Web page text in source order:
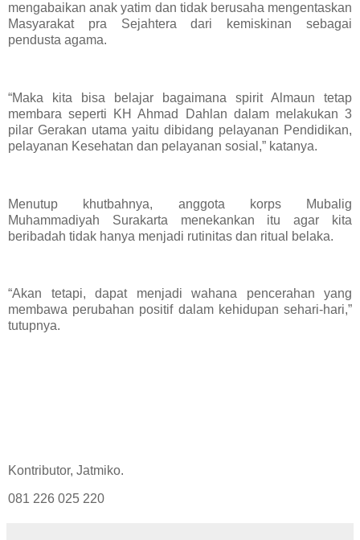
mengabaikan anak yatim dan tidak berusaha mengentaskan
Masyarakat pra Sejahtera dari kemiskinan sebagai
pendusta agama.
“Maka kita bisa belajar bagaimana spirit Almaun tetap
membara seperti KH Ahmad Dahlan dalam melakukan 3
pilar Gerakan utama yaitu dibidang pelayanan Pendidikan,
pelayanan Kesehatan dan pelayanan sosial,” katanya.
Menutup khutbahnya, anggota korps Mubalig
Muhammadiyah Surakarta menekankan itu agar kita
beribadah tidak hanya menjadi rutinitas dan ritual belaka.
“Akan tetapi, dapat menjadi wahana pencerahan yang
membawa perubahan positif dalam kehidupan sehari-hari,”
tutupnya.
Kontributor, Jatmiko.
081 226 025 220